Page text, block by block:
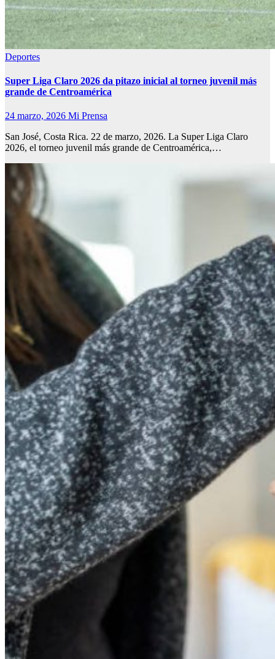
Deportes
Super Liga Claro 2026 da pitazo inicial al torneo juvenil más
grande de Centroamérica
24 marzo, 2026 Mi Prensa
San José, Costa Rica. 22 de marzo, 2026. La Super Liga Claro
2026, el torneo juvenil más grande de Centroamérica,…